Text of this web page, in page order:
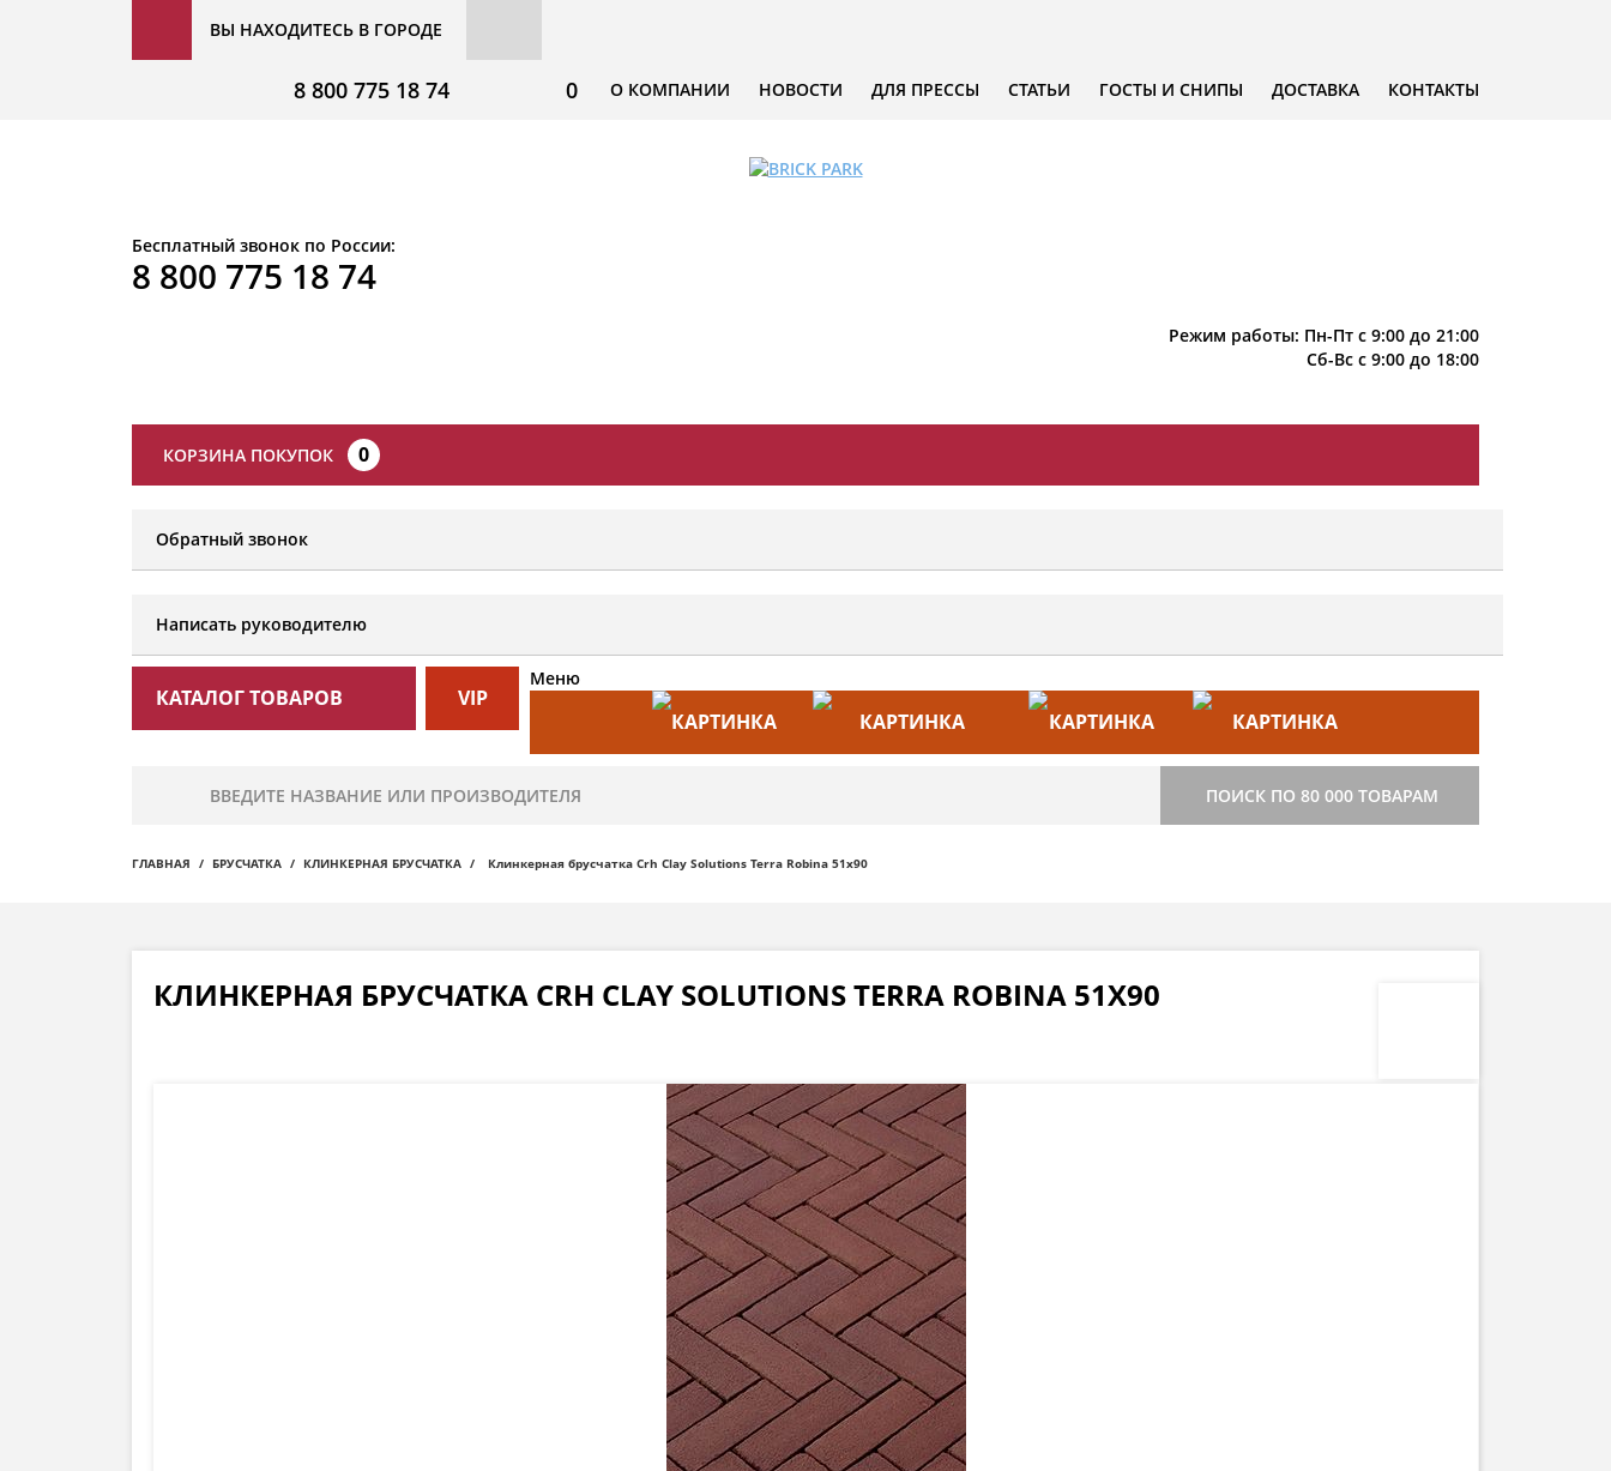
ВЫ НАХОДИТЕСЬ В ГОРОДЕ
О КОМПАНИИ НОВОСТИ ДЛЯ ПРЕССЫ СТАТЬИ ГОСТЫ И СНИПЫ ДОСТАВКА КОНТАКТЫ
0
8 800 775 18 74
Бесплатный звонок по России:
8 800 775 18 74
Режим работы: Пн-Пт с 9:00 до 21:00
Сб-Вс с 9:00 до 18:00
КОРЗИНА ПОКУПОК 0
Обратный звонок
Написать руководителю
КАТАЛОГ ТОВАРОВ VIP
Меню
СТРОИТЕЛЬСТВО
ПОИСК ПО 80 000 ТОВАРАМ
ГЛАВНАЯ БРУСЧАТКА КЛИНКЕРНАЯ БРУСЧАТКА Клинкерная брусчатка Crh Clay Solutions Terra Robina 51х90
КЛИНКЕРНАЯ БРУСЧАТКА CRH CLAY SOLUTIONS TERRA ROBINA 51Х90